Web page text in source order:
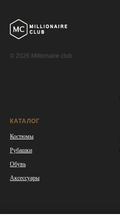
© 2026 Millionaire club
КАТАЛОГ
Костюмы
Рубашки
Обувь
Аксессуары